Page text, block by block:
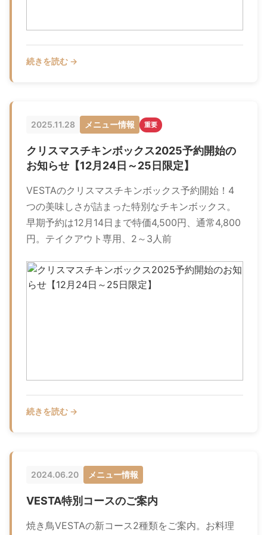
続きを読む →
2025.11.28 メニュー情報 重要
クリスマスチキンボックス2025予約開始の
お知らせ【12月24日～25日限定】
VESTAのクリスマスチキンボックス予約開始！4
つの美味しさが詰まった特別なチキンボックス。
早期予約は12月14日まで特価4,500円、通常4,800
円。テイクアウト専用、2～3人前
続きを読む →
2024.06.20 メニュー情報
VESTA特別コースのご案内
焼き鳥VESTAの新コース2種類をご案内。お料理